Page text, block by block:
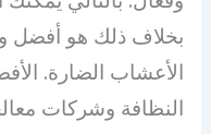
بخلاف ذلك هو أفضل
الأعشاب الضارة.
النظافة وشركات